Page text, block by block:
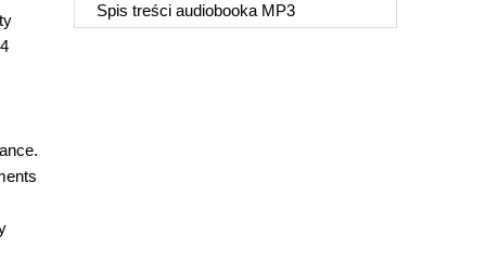
Spis treści audiobooka MP3